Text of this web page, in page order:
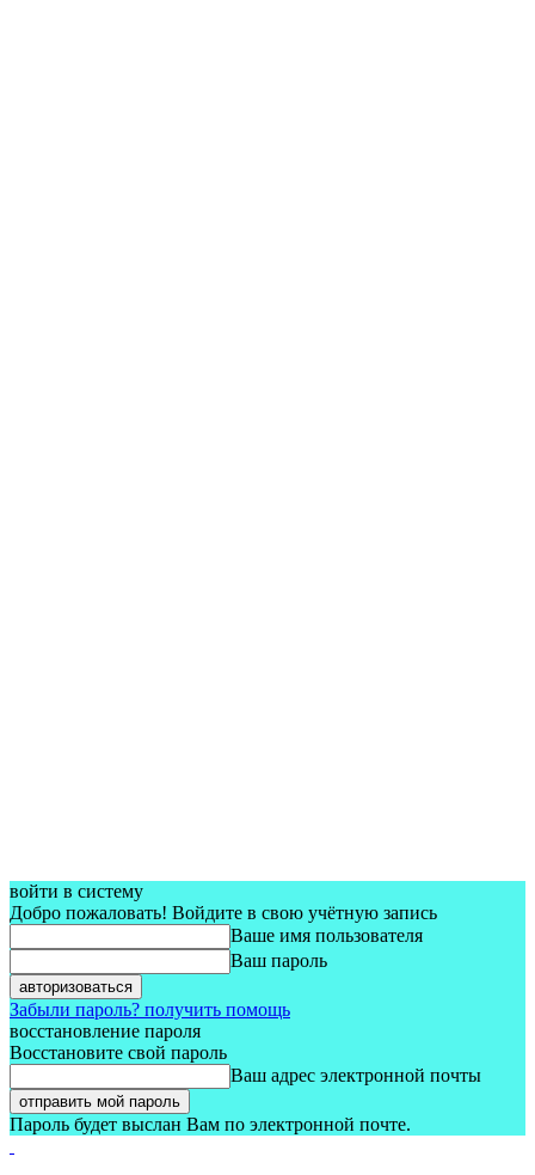
войти в систему
Добро пожаловать! Войдите в свою учётную запись
Ваше имя пользователя
Ваш пароль
Забыли пароль? получить помощь
восстановление пароля
Восстановите свой пароль
Ваш адрес электронной почты
Пароль будет выслан Вам по электронной почте.